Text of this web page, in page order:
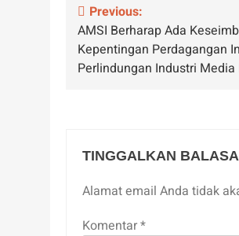
Navigasi
pos
Previous:
AMSI Berharap Ada
Kepentingan Perdagangan
Perlindungan Industri Media
TINGGALKAN
Alamat email Anda tidak
Komentar*